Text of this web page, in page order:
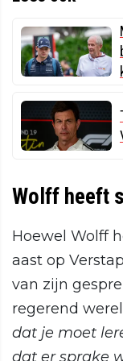
Wolff heeft
Hoewel Wolff
aast op
van zijn
regerend
dat je moet
dat er sprake